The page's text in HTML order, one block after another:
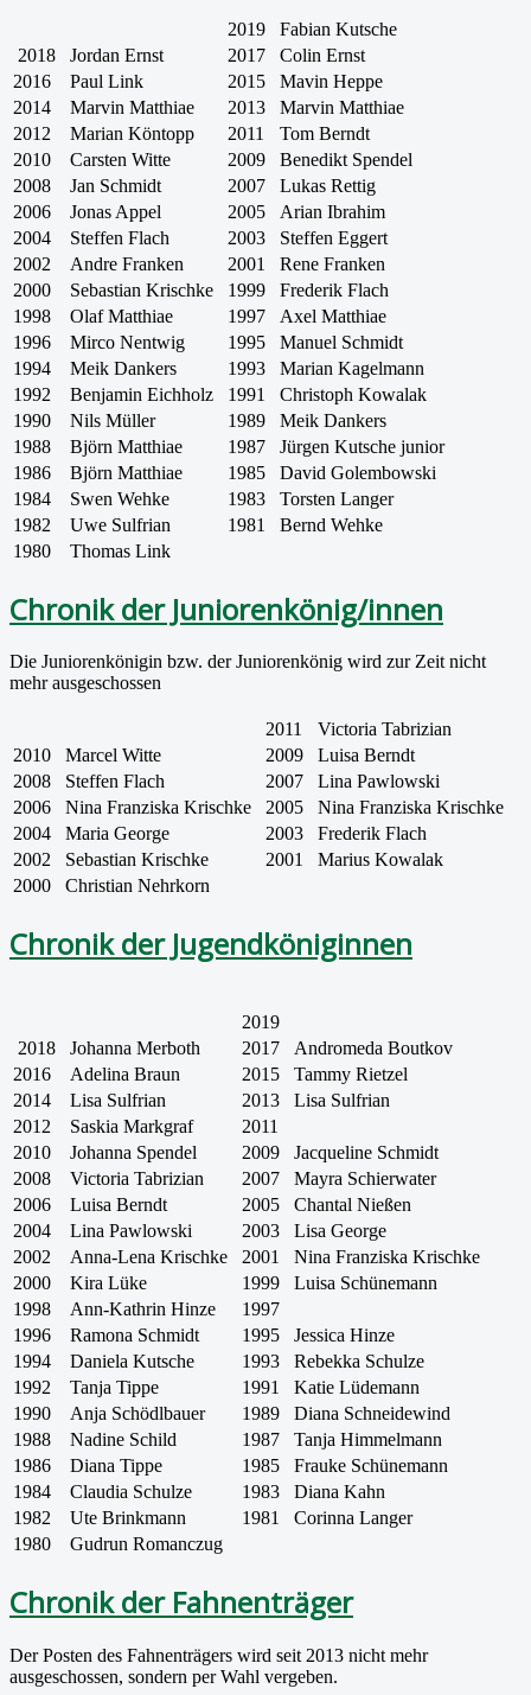
2019
Fabian Kutsche
2018
Jordan Ernst 2017
Colin Ernst
2016
Paul Link 2015
Mavin Heppe
2014
Marvin Matthiae 2013
Marvin Matthiae
2012
Marian Köntopp 2011
Tom Berndt
2010
Carsten Witte 2009
Benedikt Spendel
2008
Jan Schmidt 2007
Lukas Rettig
2006
Jonas Appel 2005
Arian Ibrahim
2004
Steffen Flach 2003
Steffen Eggert
2002
Andre Franken 2001
Rene Franken
2000
Sebastian Krischke 1999
Frederik Flach
1998
Olaf Matthiae 1997
Axel Matthiae
1996
Mirco Nentwig 1995
Manuel Schmidt
1994
Meik Dankers 1993
Marian Kagelmann
1992
Benjamin Eichholz 1991
Christoph Kowalak
1990
Nils Müller 1989
Meik Dankers
1988
Björn Matthiae 1987
Jürgen Kutsche junior
1986
Björn Matthiae 1985
David Golembowski
1984
Swen Wehke 1983
Torsten Langer
1982
Uwe Sulfrian 1981
Bernd Wehke
1980
Thomas Link
Chronik der Juniorenkönig/innen
Die Juniorenkönigin bzw. der Juniorenkönig wird zur Zeit nicht
mehr ausgeschossen
2011
Victoria Tabrizian
2010
Marcel Witte 2009
Luisa Berndt
2008
Steffen Flach 2007
Lina Pawlowski
2006
Nina Franziska Krischke 2005
Nina Franziska Krischke
2004
Maria George 2003
Frederik Flach
2002
Sebastian Krischke 2001
Marius Kowalak
2000
Christian Nehrkorn
Chronik der Jugendköniginnen
2019
2018
Johanna Merboth 2017
Andromeda Boutkov
2016
Adelina Braun 2015
Tammy Rietzel
2014
Lisa Sulfrian 2013
Lisa Sulfrian
2012
Saskia Markgraf
2011
2010
Johanna Spendel 2009
Jacqueline Schmidt
2008
Victoria Tabrizian 2007
Mayra Schierwater
2006
Luisa Berndt 2005
Chantal Nießen
2004
Lina Pawlowski 2003
Lisa George
2002
Anna-Lena Krischke 2001
Nina Franziska Krischke
2000
Kira Lüke 1999
Luisa Schünemann
1998
Ann-Kathrin Hinze
1997
1996
Ramona Schmidt 1995
Jessica Hinze
1994
Daniela Kutsche 1993
Rebekka Schulze
1992
Tanja Tippe 1991
Katie Lüdemann
1990
Anja Schödlbauer 1989
Diana Schneidewind
1988
Nadine Schild 1987
Tanja Himmelmann
1986
Diana Tippe 1985
Frauke Schünemann
1984
Claudia Schulze 1983
Diana Kahn
1982
Ute Brinkmann 1981
Corinna Langer
1980
Gudrun Romanczug
Chronik der Fahnenträger
Der Posten des Fahnenträgers wird seit 2013 nicht mehr
ausgeschossen, sondern per Wahl vergeben.